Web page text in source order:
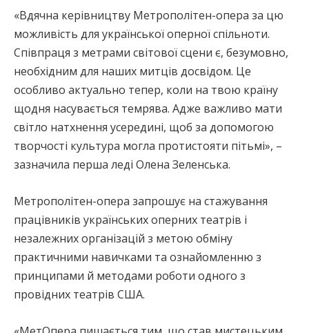
«Вдячна керівництву Метрополітен-опера за цю
можливість для української оперної спільноти.
Співпраця з метрами світової сцени є, безумовно,
необхідним для наших митців досвідом. Це
особливо актуально тепер, коли на твою країну
щодня насувається темрява. Адже важливо мати
світло натхнення усередині, щоб за допомогою
творчості культура могла протистояти пітьмі», –
зазначила перша леді Олена Зеленська.
Метрополітен-опера запрошує на стажування
працівників українських оперних театрів і
незалежних організацій з метою обміну
практичними навичками та ознайомленню з
принципами й методами роботи одного з
провідних театрів США.